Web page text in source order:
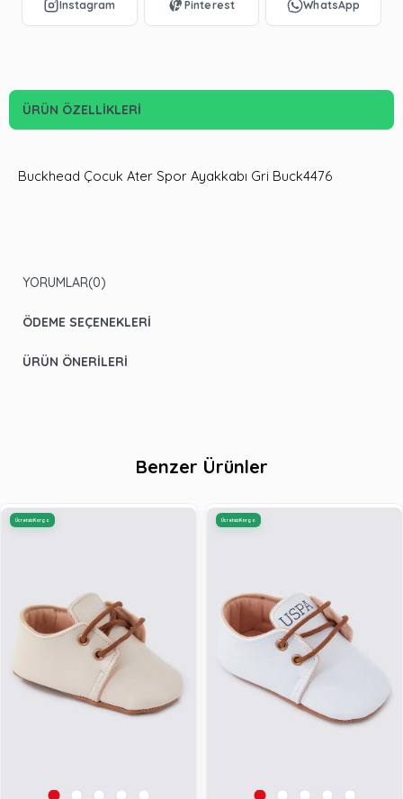
ÜRÜN ÖZELLIKLERI
Buckhead Çocuk Ater Spor Ayakkabı Gri Buck4476
YORUMLAR(0)
ÖDEME SEÇENEKLERI
ÜRÜN ÖNERILERI
Benzer Ürünler
Ücretsiz Kargo Ücretsiz Kargo